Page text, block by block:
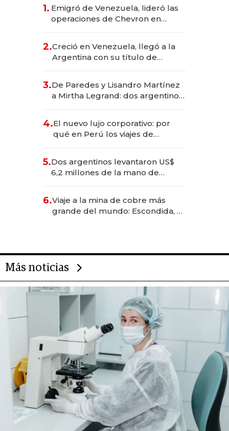
1. Emigró de Venezuela, lideró las
operaciones de Chevron en
2.Creció en Venezuela, llegó a la
Argentina con su título de
las marcas "fast premium"
3.De Paredes y Lisandro Martínez
a Mirtha Legrand: dos argentinos
4.El nuevo lujo corporativo: por
qué en Perú los viajes de
transformadoras
5.Dos argentinos levantaron US$
6,2 millones de la mano de
6.Viaje a la mina de cobre más
grande del mundo: Escondida, el
Más noticias